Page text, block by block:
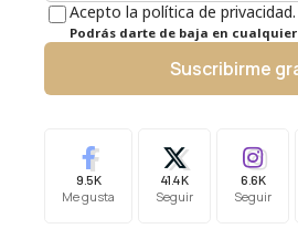
Acepto la política de privacidad.
Podrás darte de baja en
Suscribirme
9.5K
Me gusta
41.4K
Seguir
6.6K
Seguir